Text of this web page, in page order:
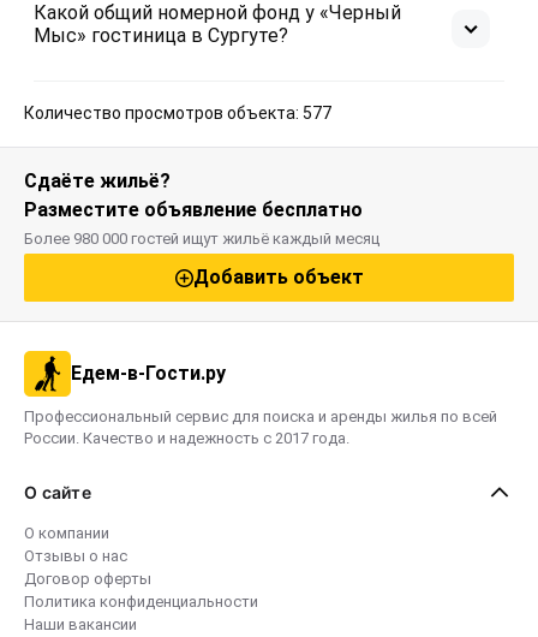
Какой общий номерной фонд у «Черный
Мыс» гостиница в Сургуте?
Количество просмотров объекта: 577
Сдаёте жильё?
Разместите объявление бесплатно
Более 980 000 гостей ищут жильё каждый месяц
Добавить объект
Едем-в-Гости.ру
Профессиональный сервис для поиска и аренды жилья по всей
России. Качество и надежность с 2017 года.
О сайте
О компании
Отзывы о нас
Договор оферты
Политика конфиденциальности
Наши вакансии